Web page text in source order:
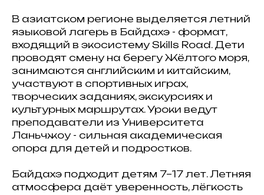
В азиатском регионе выделяется летний
языковой лагерь в Байдахэ - формат,
входящий в экосистему Skills Road. Дети
проводят смену на берегу Жёлтого моря,
занимаются английским и китайским,
участвуют в спортивных играх,
творческих заданиях, экскурсиях и
культурных маршрутах. Уроки ведут
преподаватели из Университета
Ланьчжоу - сильная академическая
опора для детей и подростков.
Байдахэ подходит детям 7–17 лет. Летняя
атмосфера даёт уверенность, лёгкость